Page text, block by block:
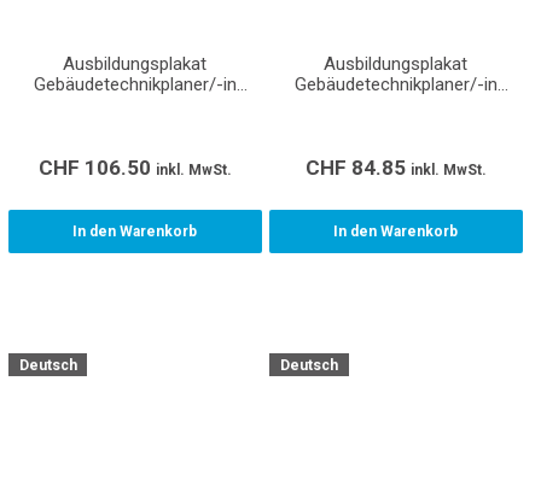
Ausbildungsplakat
Gebäudetechnikplaner/-in
CHF 106.50 inkl. MwSt.
In den Warenkorb
Ausbildungsplakat
Gebäudetechnikplaner/-in
CHF 84.85 inkl. MwSt.
In den Warenkorb
Deutsch Deutsch